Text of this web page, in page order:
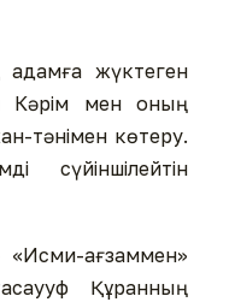
адамға жүктеген
Кәрім мен оның
тәнімен көтеру.
сүйіншілейтін
«Исми-ағзаммен»
Құранның